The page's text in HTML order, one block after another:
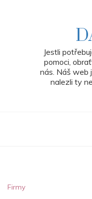
Jestli
pomoci,
nás. Náš web
nalezli ty
Firmy